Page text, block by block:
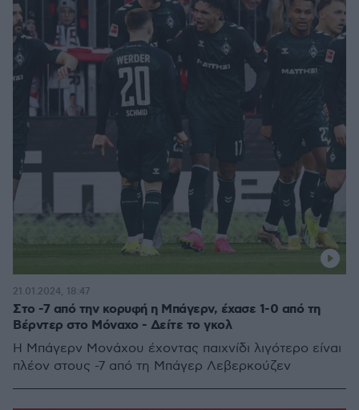
Στο -7 από την κορυφή η Μπάγερν, έχασε 1-0 από τη
Βέρντερ στο Μόναχο - Δείτε το γκολ
Η Μπάγερν Μονάχου έχοντας παιχνίδι λιγότερο είναι
πλέον στους -7 από τη Μπάγερ Λεβερκούζεν
21.01.2024, 18:47